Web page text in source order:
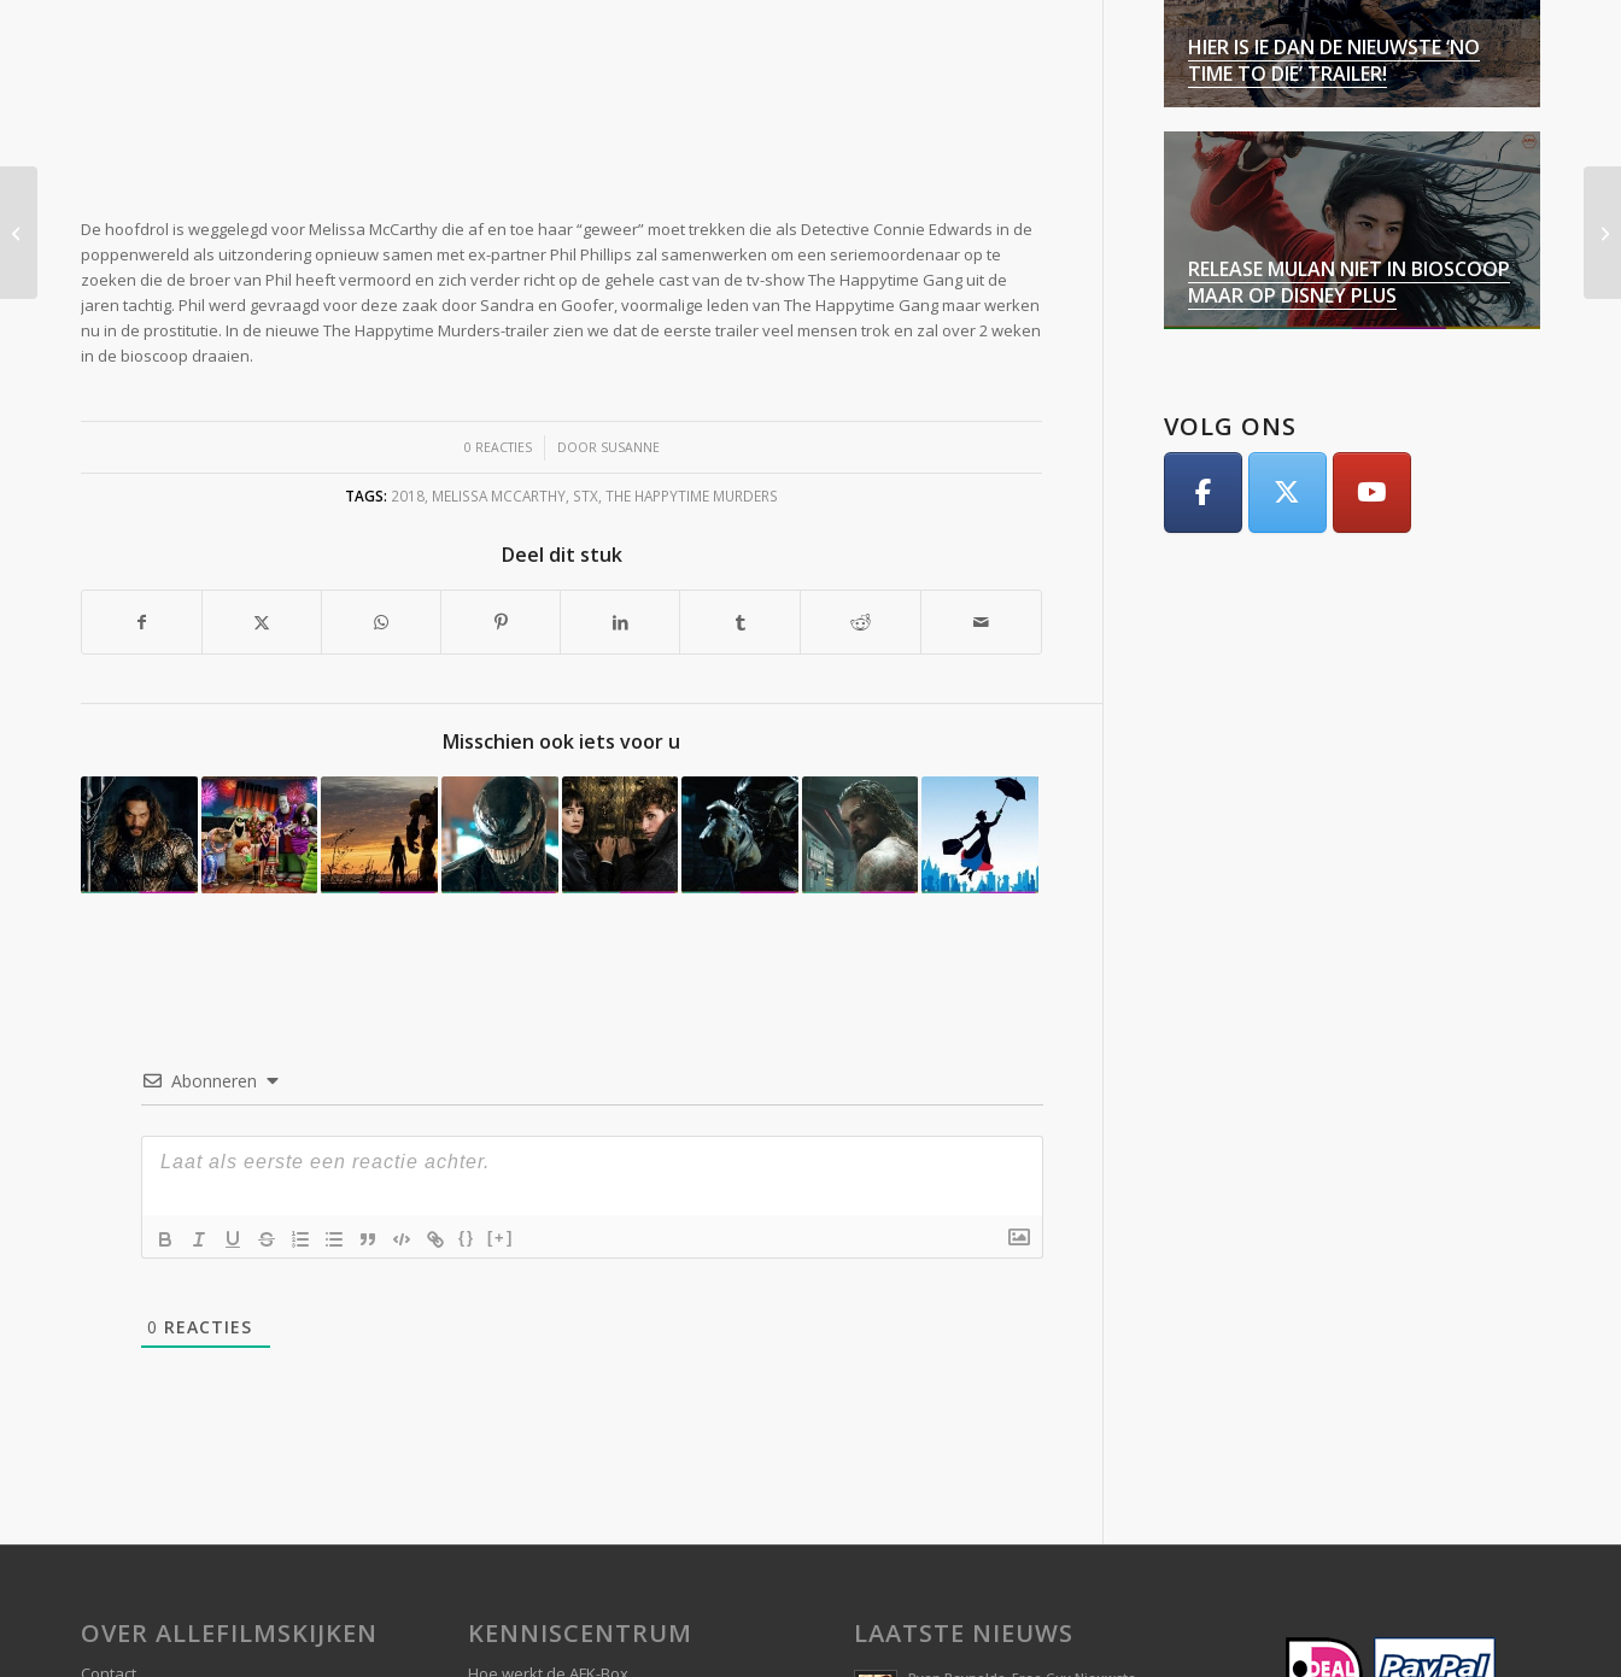
De hoofdrol is weggelegd voor Melissa McCarthy die af en toe haar “geweer” moet trekken die als Detective Connie Edwards in de
poppenwereld als uitzondering opnieuw samen met ex-partner Phil Phillips zal samenwerken om een seriemoordenaar op te
zoeken die de broer van Phil heeft vermoord en zich verder richt op de gehele cast van de tv-show The Happytime Gang uit de
jaren tachtig. Phil werd gevraagd voor deze zaak door Sandra en Goofer, voormalige leden van The Happytime Gang maar werken
nu in de prostitutie. In de nieuwe The Happytime Murders-trailer zien we dat de eerste trailer veel mensen trok en zal over 2 weken
in de bioscoop draaien.
0 REACTIES
/ DOOR SUSANNE
TAGS: 2018 MELISSA MCCARTHY STX THE HAPPYTIME MURDERS
Deel dit stuk
Misschien ook iets voor u
Abonneren
{} [+]
0 REACTIES
HIER IS IE DAN DE NIEUWSTE ‘NO
TIME TO DIE’ TRAILER!
RELEASE MULAN NIET IN BIOSCOOP
MAAR OP DISNEY PLUS
VOLG ONS
OVER ALLEFILMSKIJKEN KENNISCENTRUM LAATSTE NIEUWS
Toy Story 4 – Wanneer
en Wat weten we nu?